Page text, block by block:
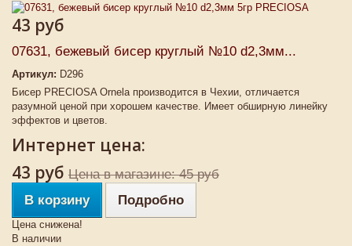
43 руб
07631, бежевый бисер круглый №10 d2,3мм...
Артикул: D296
Бисер PRECIOSA Ornela производится в Чехии, отличается
разумной ценой при хорошем качестве. Имеет обширную линейку
эффектов и цветов.
Интернет цена:
43 руб Цена в магазине: 45 руб
В корзину
Подробно
Цена снижена!
В наличии